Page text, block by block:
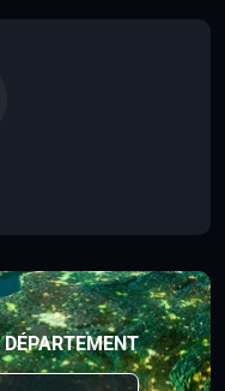
DÉPARTEMENT